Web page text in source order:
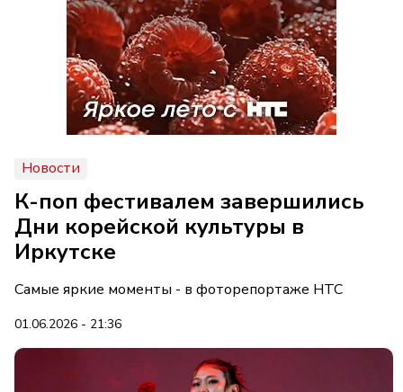
Новости
К-поп фестивалем завершились
Дни корейской культуры в
Иркутске
Самые яркие моменты - в фоторепортаже НТС
01.06.2026 - 21:36